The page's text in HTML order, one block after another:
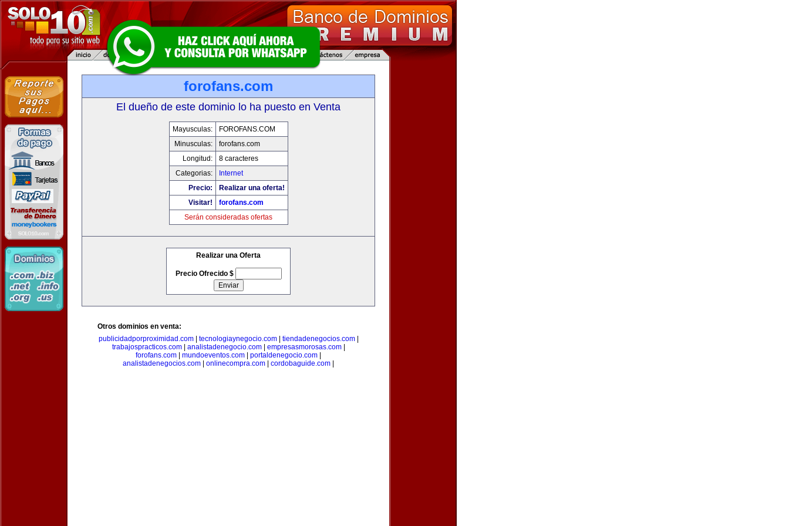
forofans.com
El dueño de este dominio lo ha puesto en Venta
Mayusculas:
FOROFANS.COM
Minusculas:
forofans.com
Longitud:
8 caracteres
Categorias:
Internet
Precio:
Realizar una oferta!
Visitar!
forofans.com
Serán consideradas ofertas
Realizar una Oferta
Precio Ofrecido $
Otros dominios en venta:
publicidadporproximidad.com| tecnologiaynegocio.com| tiendadenegocios.com|
trabajospracticos.com| analistadenegocio.com| empresasmorosas.com|
forofans.com
mundoeventos.com portaldenegocio.com
analistadenegocios.com
onlinecompra.com cordobaguide.com